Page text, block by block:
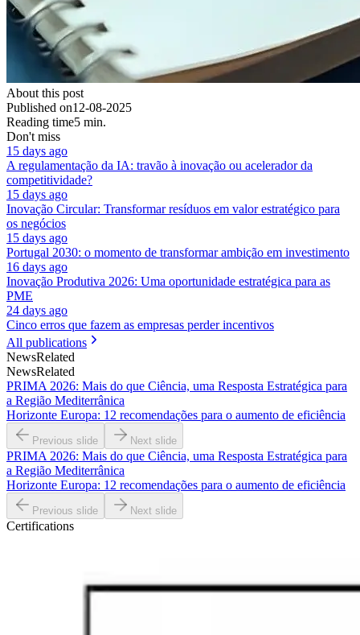
About this post
Published on12-08-2025
Reading time5 min.
Don't miss
15 days ago
A regulamentação da IA: travão à inovação ou acelerador da
competitividade?
15 days ago
Inovação Circular: Transformar resíduos em valor estratégico para
os negócios
15 days ago
Portugal 2030: o momento de transformar ambição em investimento
16 days ago
Inovação Produtiva 2026: Uma oportunidade estratégica para as
PME
24 days ago
Cinco erros que fazem as empresas perder incentivos
All publications
NewsRelated
NewsRelated
PRIMA 2026: Mais do que Ciência, uma Resposta Estratégica para
a Região Mediterrânica
Horizonte Europa: 12 recomendações para o aumento de eficiência
Previous slide Next slide
PRIMA 2026: Mais do que Ciência, uma Resposta Estratégica para
a Região Mediterrânica
Horizonte Europa: 12 recomendações para o aumento de eficiência
Previous slide Next slide
Certifications